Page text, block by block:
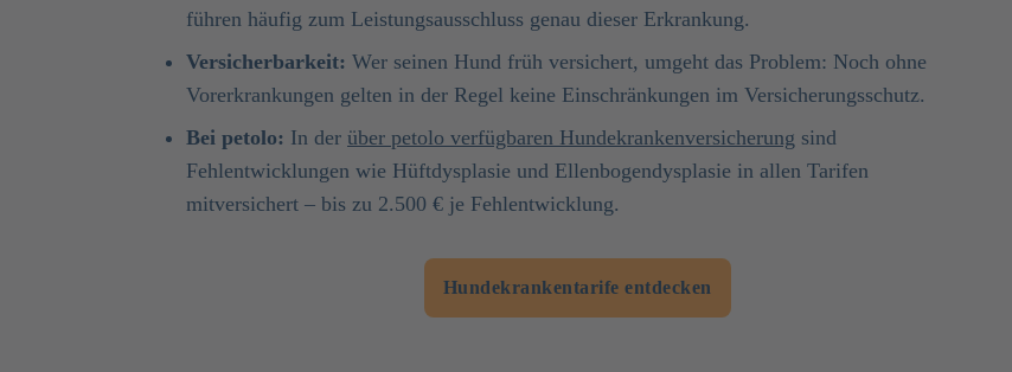
führen häufig zum Leistungsausschluss genau dieser Erkrankung.
Versicherbarkeit: Wer seinen Hund früh versichert, umgeht das Problem: Noch ohne
Vorerkrankungen gelten in der Regel keine Einschränkungen im Versicherungsschutz.
Bei petolo: In der über petolo verfügbaren Hundekrankenversicherung sind
Fehlentwicklungen wie Hüftdysplasie und Ellenbogendysplasie in allen Tarifen
mitversichert – bis zu 2.500 € je Fehlentwicklung.
Hundekrankentarife entdecken